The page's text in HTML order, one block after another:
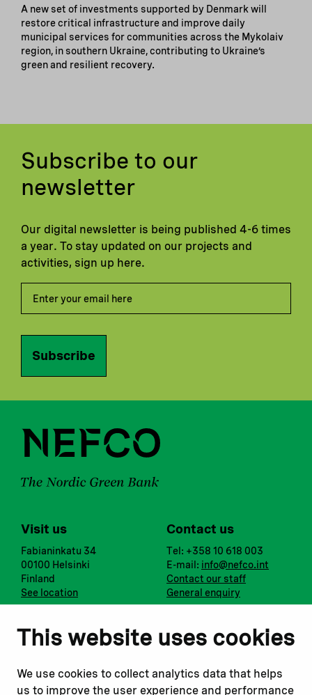
This website uses cookies
We use cookies to collect analytics data that helps
us to improve the user experience and performance
A new set of investments supported by Denmark will
restore critical infrastructure and improve daily
municipal services for communities across the Mykolaiv
region, in southern Ukraine, contributing to Ukraine’s
green and resilient recovery.
Subscribe to our
newsletter
Our digital newsletter is being published 4-6 times
a year. To stay updated on our projects and
activities, sign up here.
Subscribe
Visit us
Fabianinkatu 34
00100 Helsinki
Finland
See location
Contact us
Tel: +358 10 618 003
E-mail: info@nefco.int
Contact our staff
General enquiry
Notify us
Report a concern
Submit a complaint
Instagram
Youtube